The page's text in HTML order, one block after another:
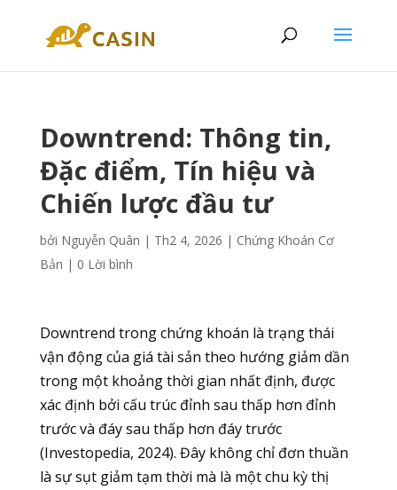
Downtrend: Thông tin,
Đặc điểm, Tín hiệu và
Chiến lược đầu tư
bởi Nguyễn Quân | Th2 4, 2026 | Chứng Khoán Cơ
Bản | 0 Lời bình
Downtrend trong chứng khoán là trạng thái
vận động của giá tài sản theo hướng giảm dần
trong một khoảng thời gian nhất định, được
xác định bởi cấu trúc đỉnh sau thấp hơn đỉnh
trước và đáy sau thấp hơn đáy trước
(Investopedia, 2024). Đây không chỉ đơn thuần
là sự sụt giảm tạm thời mà là một chu kỳ thị